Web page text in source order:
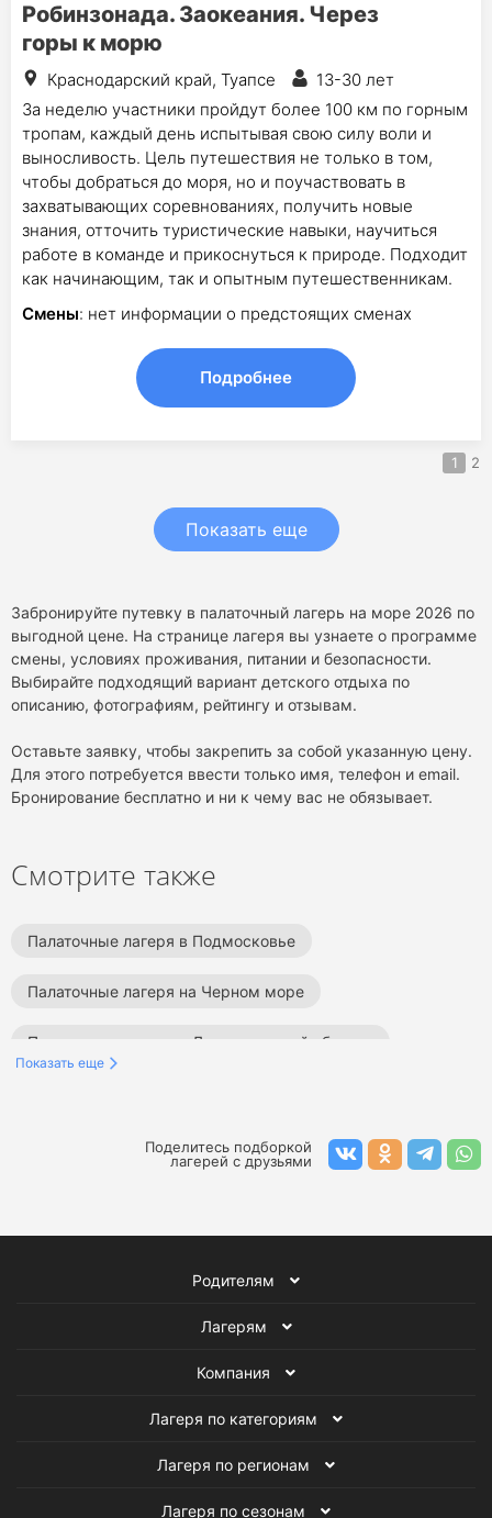
Робинзонада. Заокеания. Через
горы к морю
Краснодарский край, Туапсе
13-30 лет
За неделю участники пройдут более 100 км по горным
тропам, каждый день испытывая свою силу воли и
выносливость. Цель путешествия не только в том,
чтобы добраться до моря, но и поучаствовать в
захватывающих соревнованиях, получить новые
знания, отточить туристические навыки, научиться
работе в команде и прикоснуться к природе. Подходит
как начинающим, так и опытным путешественникам.
Смены: нет информации о предстоящих сменах
Подробнее
1 2
Показать еще
Забронируйте путевку в палаточный лагерь на море 2026 по
выгодной цене. На странице лагеря вы узнаете о программе
смены, условиях проживания, питании и безопасности.
Выбирайте подходящий вариант детского отдыха по
описанию, фотографиям, рейтингу и отзывам.
Оставьте заявку, чтобы закрепить за собой указанную цену.
Для этого потребуется ввести только имя, телефон и email.
Бронирование бесплатно и ни к чему вас не обязывает.
Смотрите также
Палаточные лагеря в Подмосковье
Палаточные лагеря на Черном море
Палаточные лагеря в Ленинградской области
Палаточные лагеря в Туапсе
Палаточные лагеря во Владимирской области
Показать еще
Поделитесь подборкой
лагерей с друзьями
Родителям
Лагерям
Компания
Лагеря по категориям
Лагеря по регионам
Лагеря по сезонам